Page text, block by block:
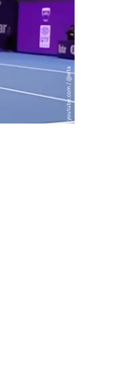
youtube.com / @wta